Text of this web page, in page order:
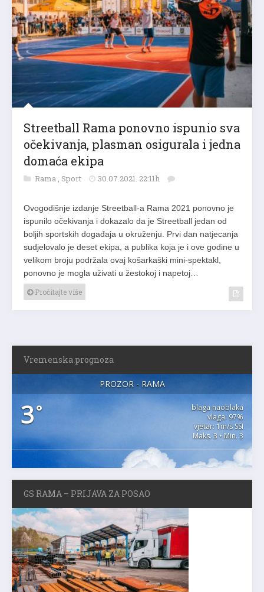
Streetball Rama ponovno ispunio sva
očekivanja, plasman osigurala i jedna
domaća ekipa
Rama , Sport 30.07.2021. 22:11h
Ovogodišnje izdanje Streetball-a Rama 2021 ponovno je
ispunilo očekivanja i dokazalo da je Streetball jedan od
boljih sportskih događaja u okruženju. Prvi dan natjecanja
sudjelovalo je deset ekipa, a publika koja je i ove godine u
velikom broju podržala ovaj košarkaški mini-spektakl,
ponovno je mogla uživati u žestokoj i napetoj…
Pročitajte više
Vremenska prognoza
PROZOR - RAMA
3°
blaga naoblaka
vlaga: 97%
vjetar: 1m/s SSI
Maks. 3 • Min. 3
GS RAMA – PRIJAVA ZA POSAO